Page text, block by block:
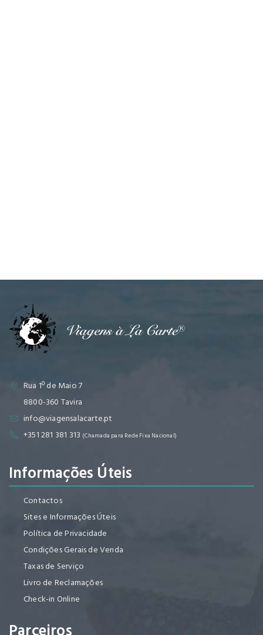
Rua 1º de Maio 7
8800-360 Tavira
info@viagensalacarte.pt
+351 281 381 313 (Chamada para Rede Fixa Nacional)
Informações Úteis
Contactos
Sites e Informações Úteis
Política de Privacidade
Condições Gerais de Venda
Taxas de Serviço
Livro de Reclamações
Check-in Online